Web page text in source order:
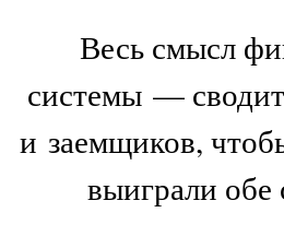
Весь смысл
системы —
и заемщиков,
выиграли обе